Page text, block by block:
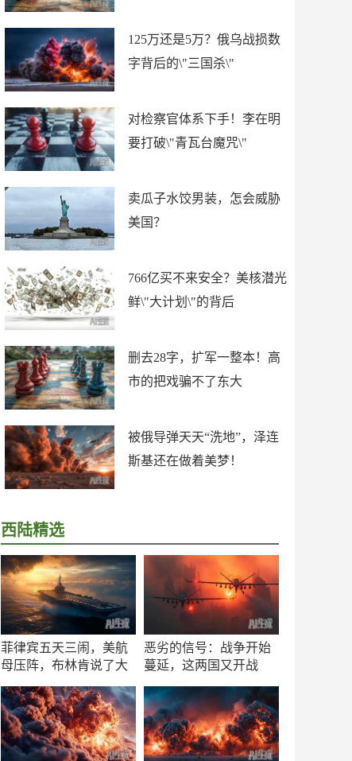
125万还是5万？俄乌战损数
字背后的\"三国杀\"
对检察官体系下手！李在明
要打破\"青瓦台魔咒\"
卖瓜子水饺男装，怎会威胁
美国？
766亿买不来安全？美核潜光
鲜\"大计划\"的背后
删去28字，扩军一整本！高
市的把戏骗不了东大
被俄导弹天天“洗地”，泽连
斯基还在做着美梦！
西陆精选
菲律宾五天三闹，美航
母压阵，布林肯说了大
恶劣的信号：战争开始
蔓延，这两国又开战